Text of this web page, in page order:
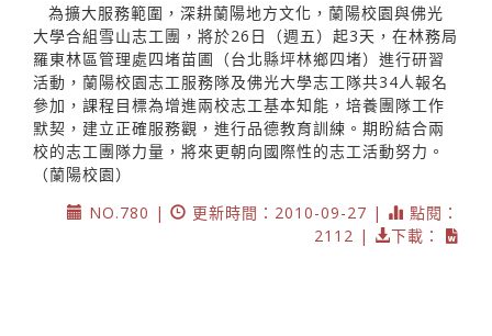
為擴大服務範圍，深耕蘭陽地方文化，蘭陽校園與佛光
大學合組雪山志工團，將於26日（週五）起3天，在林務局
羅東林區管理處四堵苗圃（台北縣坪林鄉四堵）進行研習
活動，蘭陽校園志工服務隊及佛光大學志工隊共34人報名
參加，課程目標為增進兩校志工基本知能，培養團隊工作
默契，建立正確服務觀，進行品德教育訓練。期盼結合兩
校的志工團隊力量，將來更朝向國際性的志工活動努力。
（蘭陽校園）
NO.780 |
更新時間：2010-09-27 |
點閱：
2112 |
下載：